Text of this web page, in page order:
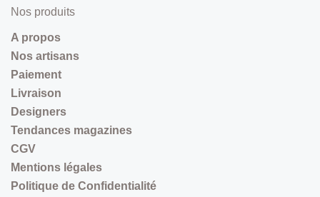
Nos produits
A propos
Nos artisans
Paiement
Livraison
Designers
Tendances magazines
CGV
Mentions légales
Politique de Confidentialité